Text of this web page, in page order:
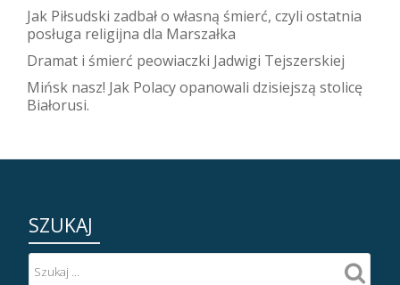
Jak Piłsudski zadbał o własną śmierć, czyli ostatnia
posługa religijna dla Marszałka
Dramat i śmierć peowiaczki Jadwigi Tejszerskiej
Mińsk nasz! Jak Polacy opanowali dzisiejszą stolicę
Białorusi.
SZUKAJ